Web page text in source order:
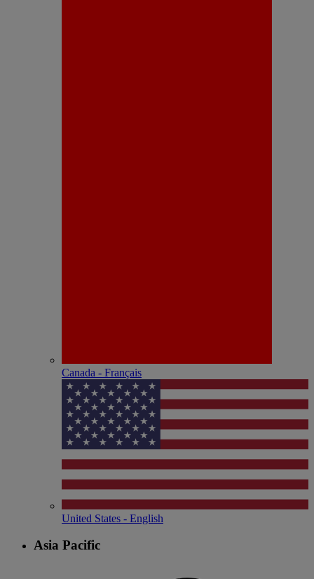
Canada - Français
United States - English
Asia Pacific